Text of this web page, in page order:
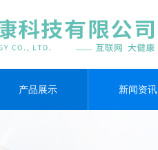
产品展示 新闻资讯